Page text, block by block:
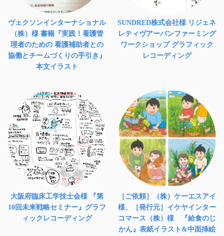
ヴェクソンインターナショナル
（株）様 書籍『実践！看護管
理者のための 看護補助者との
協働とチームづくりの手引き』
本文イラスト
SUNDRED株式会社様 リジェネ
レティヴアーバンファーミング
ワークショップ グラフィック
レコーディング
大阪府臨床工学技士会様 『第
10回未来戦略セミナー』グラフ
ィックレコーディング
［ご依頼］（株）ケーエスアイ
様、［発行元］イケヤインター
コマース（株）様 『給食のじ
かん』表紙イラスト&中面挿絵